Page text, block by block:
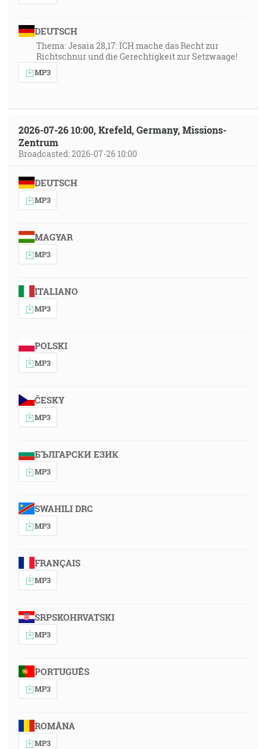
DEUTSCH
Thema: Jesaia 28,17: ICH mache das Recht zur
Richtschnur und die Gerechtigkeit zur Setzwaage!
MP3
2026-07-26 10:00, Krefeld, Germany, Missions-
Zentrum
Broadcasted: 2026-07-26 10:00
DEUTSCH
MP3
MAGYAR
MP3
ITALIANO
MP3
POLSKI
MP3
ČESKY
MP3
БЪЛГАРСКИ ЕЗИК
MP3
SWAHILI DRC
MP3
FRANÇAIS
MP3
SRPSKOHRVATSKI
MP3
PORTUGUÊS
MP3
ROMÂNA
MP3